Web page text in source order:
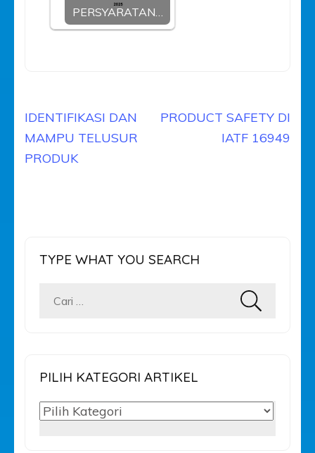
PERSYARATAN…
Navigasi
pos
IDENTIFIKASI DAN
MAMPU TELUSUR
PRODUK
PRODUCT SAFETY DI
IATF 16949
TYPE WHAT YOU SEARCH
Cari
PILIH KATEGORI ARTIKEL
PILIH